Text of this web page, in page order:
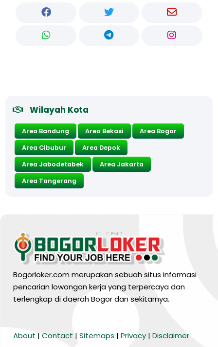
Wilayah Kota
Area Bandung Area Bekasi
Area Bogor
Area Cibubur
Area Depok
Area Jabodetabek
Area Jakarta
Area Tangerang
Bogorloker.com merupakan sebuah situs informasi
pencarian lowongan kerja yang terpercaya dan
terlengkap di daerah Bogor dan sekitarnya.
About | Contact | Sitemaps | Privacy | Disclaimer